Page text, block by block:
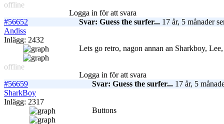
offline
Logga in för att svara
#56652
Svar: Guess the surfer... 17 år, 5 månader
Andiss
Inlägg: 2432
offline
Lets go retro, nagon annan an Sharkboy,
Logga in för att svara
#56659
Svar: Guess the surfer... 17 år, 5
SharkBoy
Inlägg: 2317
Buttons